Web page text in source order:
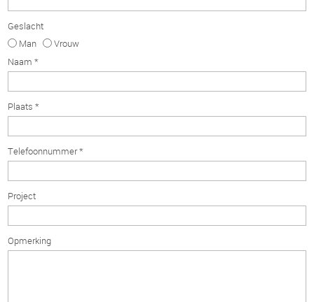
Geslacht
Man
Vrouw
Naam *
Plaats *
Telefoonnummer *
Project
Opmerking